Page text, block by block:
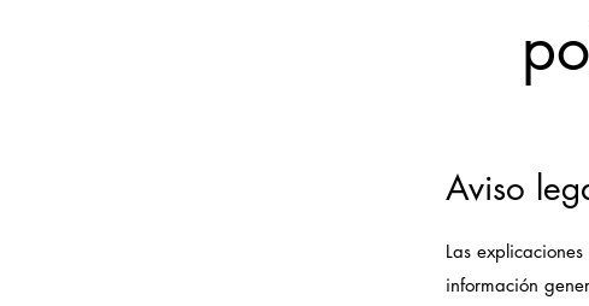
Aviso
Las
información